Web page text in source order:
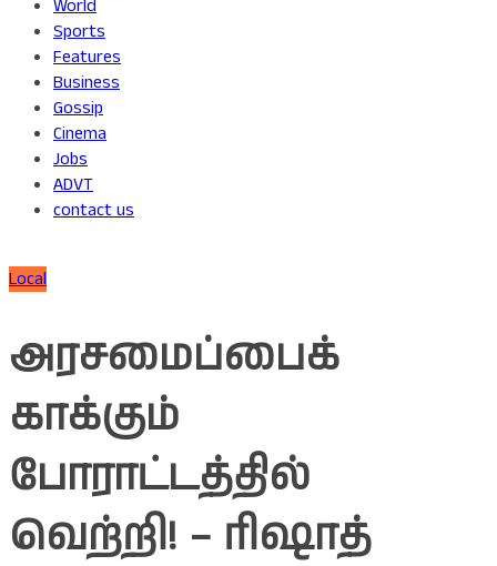
World
Sports
Features
Business
Gossip
Cinema
Jobs
ADVT
contact us
Local
அரசமைப்பைக்
காக்கும்
போராட்டத்தில்
வெற்றி! – ரிஷாத்